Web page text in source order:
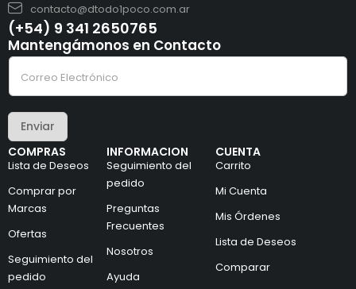
contacto@dtodo1poco.com.ar
(+54) 9 341 2650765
COMPRAS
Lista de Deseos
Comprar por
Marcas
Ofertas
Seguimiento del
pedido
INFORMACION
Seguimiento del
pedido
Preguntas
Frecuentes
Nosotros
Ayuda
CUENTA
Carrito
Mi Cuenta
Mis Órdenes
Lista de Deseos
Comparar
Mantengámonos en Contacto
C
o
r
o
l
e
c
t
r
ó
i
c
o
e
C
e
e
l
e
t
r
n
c
o
Enviar